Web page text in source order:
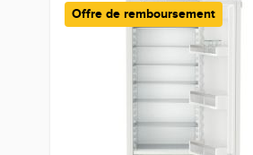
Offre de remboursement